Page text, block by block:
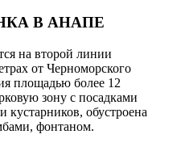
В АНАПЕ
на второй линии
от Черноморского
площадью более 12
зону с посадками
кустарников, обустроена
фонтаном.